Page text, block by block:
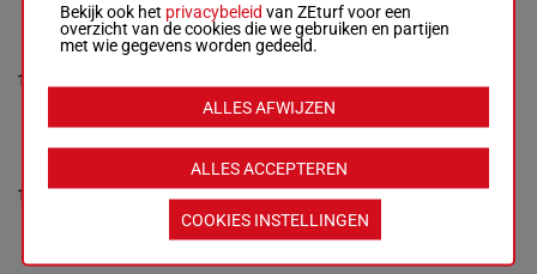
18
YOUNG AND FOOLISH
Rothwell
kg
19
Flanagan S.-B Connell M/572.5
kg
5h 7h Ah
Bekijk ook het privacybeleid van ZEturf voor een
overzicht van de cookies die we gebruiken en partijen
met wie gegevens worden gedeeld.
ALLES ACCEPTEREN
ALLES AFWIJZEN
COOKIES INSTELLINGEN